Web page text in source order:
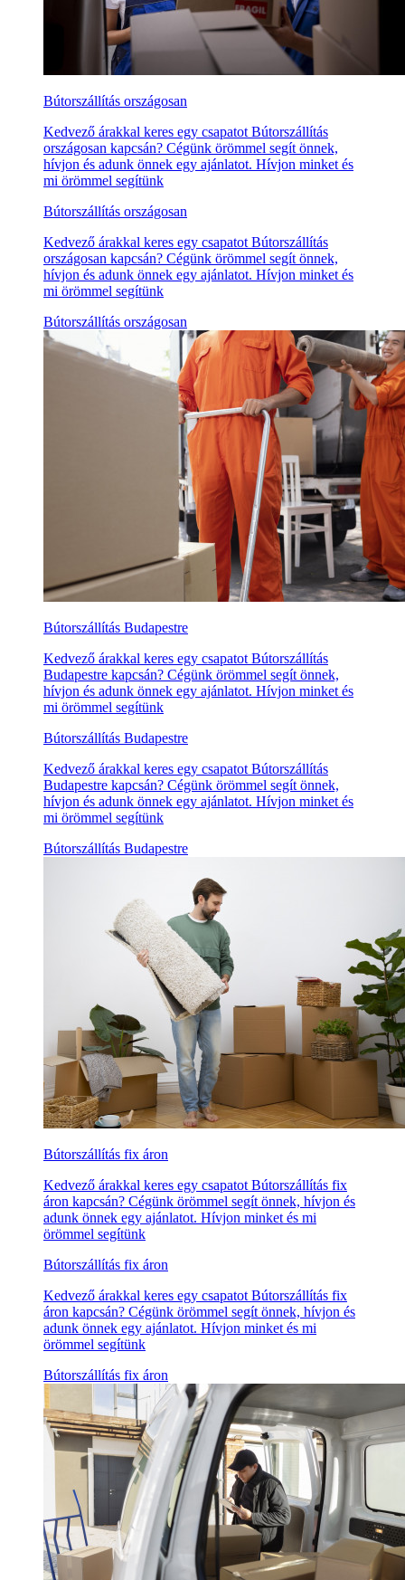
Bútorszállítás országosan
Kedvező árakkal keres egy csapatot Bútorszállítás
országosan kapcsán? Cégünk örömmel segít önnek,
hívjon és adunk önnek egy ajánlatot. Hívjon minket és
mi örömmel segítünk
Bútorszállítás országosan
Kedvező árakkal keres egy csapatot Bútorszállítás
országosan kapcsán? Cégünk örömmel segít önnek,
hívjon és adunk önnek egy ajánlatot. Hívjon minket és
mi örömmel segítünk
Bútorszállítás országosan
Bútorszállítás Budapestre
Kedvező árakkal keres egy csapatot Bútorszállítás
Budapestre kapcsán? Cégünk örömmel segít önnek,
hívjon és adunk önnek egy ajánlatot. Hívjon minket és
mi örömmel segítünk
Bútorszállítás Budapestre
Kedvező árakkal keres egy csapatot Bútorszállítás
Budapestre kapcsán? Cégünk örömmel segít önnek,
hívjon és adunk önnek egy ajánlatot. Hívjon minket és
mi örömmel segítünk
Bútorszállítás Budapestre
Bútorszállítás fix áron
Kedvező árakkal keres egy csapatot Bútorszállítás fix
áron kapcsán? Cégünk örömmel segít önnek, hívjon és
adunk önnek egy ajánlatot. Hívjon minket és mi
örömmel segítünk
Bútorszállítás fix áron
Kedvező árakkal keres egy csapatot Bútorszállítás fix
áron kapcsán? Cégünk örömmel segít önnek, hívjon és
adunk önnek egy ajánlatot. Hívjon minket és mi
örömmel segítünk
Bútorszállítás fix áron